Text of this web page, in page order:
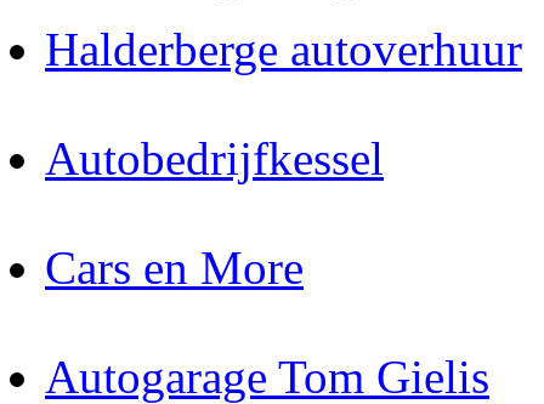
Halderberge autoverhuur
Autobedrijfkessel
Cars en More
Autogarage Tom Gielis